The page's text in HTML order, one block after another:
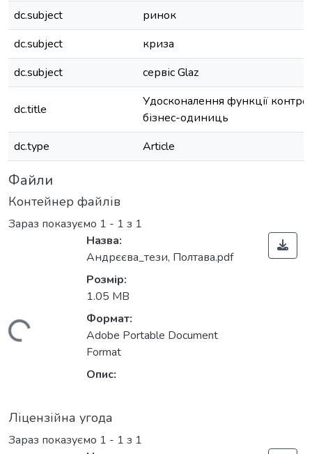
dc.subject
ринок
dc.subject
криза
dc.subject
сервіс Glaz
dc.title
Удосконалення функції
бізнес-одиниць
dc.type
Article
Файли
Контейнер файлів
Зараз показуємо 1 - 1 з 1
Назва:
Андрєєва_тези, Полтава.pdf
Розмір:
1.05 MB
Формат:
Adobe Portable Document
Format
Опис:
Ліцензійна угода
Зараз показуємо 1 - 1 з 1